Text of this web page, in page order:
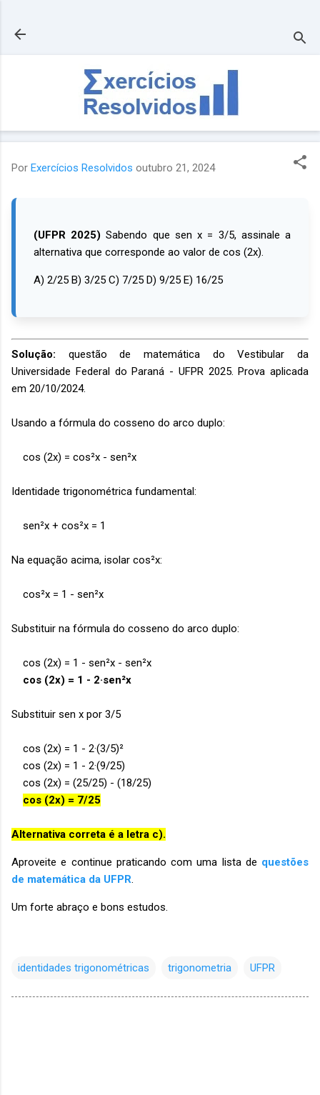
Por Exercícios Resolvidos outubro 21, 2024
(UFPR 2025) Sabendo que sen x = 3/5, assinale a
alternativa que corresponde ao valor de cos (2x).
A) 2/25 B) 3/25 C) 7/25 D) 9/25 E) 16/25
Solução: questão de matemática do Vestibular da
Universidade Federal do Paraná - UFPR 2025. Prova aplicada
em 20/10/2024.
Usando a fórmula do cosseno do arco duplo:
cos (2x) = cos²x - sen²x
Identidade trigonométrica fundamental:
sen²x + cos²x = 1
Na equação acima, isolar cos²x:
cos²x = 1 - sen²x
Substituir na fórmula do cosseno do arco duplo:
cos (2x) = 1 - sen²x - sen²x
cos (2x) = 1 - 2·sen²x
Substituir sen x por 3/5
cos (2x) = 1 - 2·(3/5)²
cos (2x) = 1 - 2·(9/25)
cos (2x) = (25/25) - (18/25)
cos (2x) = 7/25
Alternativa correta é a letra c).
Aproveite e continue praticando com uma lista de questões
de matemática da UFPR
Um forte abraço e bons estudos.
identidades trigonométricas trigonometria UFPR